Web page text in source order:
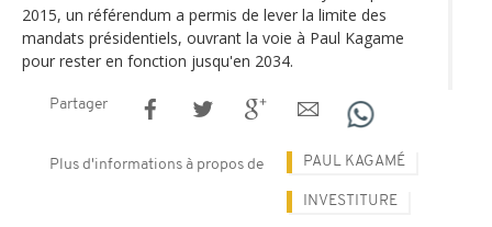
2015, un référendum a permis de lever la limite des
mandats présidentiels, ouvrant la voie à Paul Kagame
pour rester en fonction jusqu'en 2034.
Partager
Plus d'informations à propos de PAUL KAGAMÉ
INVESTITURE